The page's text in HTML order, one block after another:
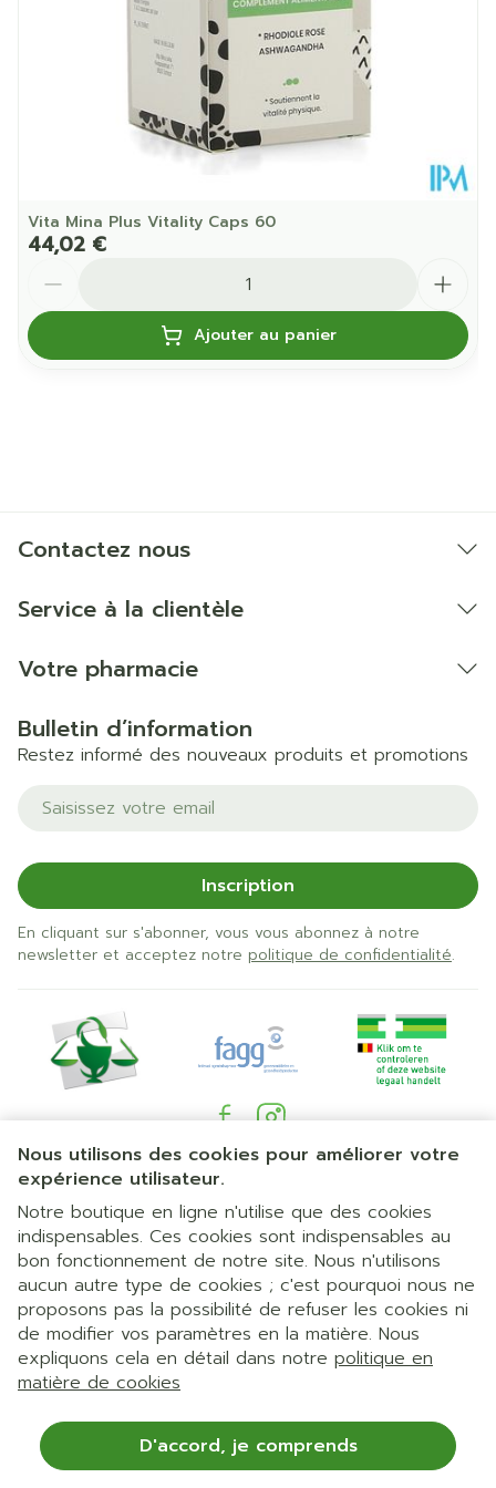
Nous utilisons des cookies pour améliorer votre
expérience utilisateur.
Notre boutique en ligne n'utilise que des cookies
indispensables. Ces cookies sont indispensables au
bon fonctionnement de notre site. Nous n'utilisons
aucun autre type de cookies ; c'est pourquoi nous ne
proposons pas la possibilité de refuser les cookies ni
de modifier vos paramètres en la matière. Nous
expliquons cela en détail dans notre politique en
matière de cookies
D'accord, je comprends
Préservation
Température ambiante (15°C -
25°C)
Vita Mina Plus Vitality Caps 60
44,02 €
Ajouter au panier
Contactez nous
Service à la clientèle
Votre pharmacie
Bulletin d’information
Restez informé des nouveaux produits et promotions
Adresse mail
Inscription
En cliquant sur s'abonner, vous vous abonnez à notre
newsletter et acceptez notre politique de confidentialité.
Liens légaux